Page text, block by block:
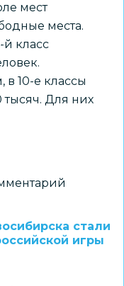
мест
места.
класс
10-е классы
тысяч. Для них
стали
игры